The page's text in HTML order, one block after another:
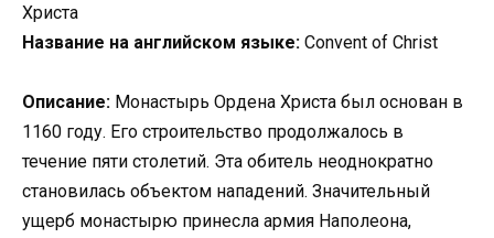
Христа
Название на английском языке: Convent of Christ
Описание: Монастырь Ордена Христа был основан в
1160 году. Его строительство продолжалось в
течение пяти столетий. Эта обитель неоднократно
становилась объектом нападений. Значительный
ущерб монастырю принесла армия Наполеона,